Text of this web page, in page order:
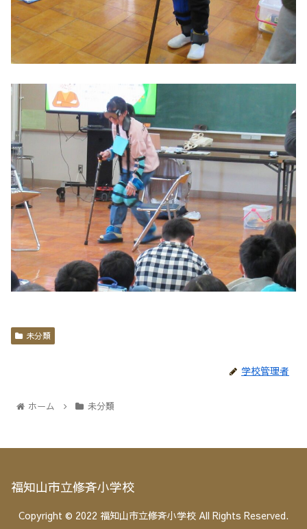
未分類
学校管理者
ホーム 未分類
福知山市立修斉小学校
Copyright © 2022 福知山市立修斉小学校 All Rights Reserved.